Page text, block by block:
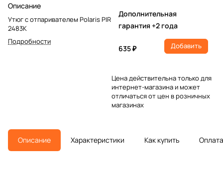
Описание
Утюг с отпаривателем Polaris PIR
2483K
Подробности
Дополнительная
гарантия +2 года
635 ₽ Добавить
Цена действительна только для
интернет-магазина и может
отличаться от цен в розничных
магазинах
Описание Характеристики Как купить Оплата